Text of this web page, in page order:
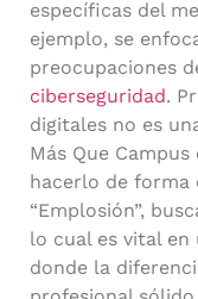
específicas del
ejemplo, se
preocupaciones
ciberseguridad.
digitales no es
Más Que
hacerlo de forma
“Emplosión”,
lo cual es vital
donde la